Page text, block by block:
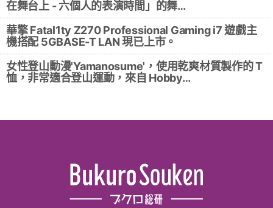
在舞台上 - 六個人的表演時間」的舞…
華擎 Fatal1ty Z270 Professional Gaming i7 遊戲主
機搭配 5GBASE-T LAN 現已上市。
女性登山動漫'Yamanosume'，使用乾爽材質製作的 T
恤，非常適合登山運動，來自 Hobby…